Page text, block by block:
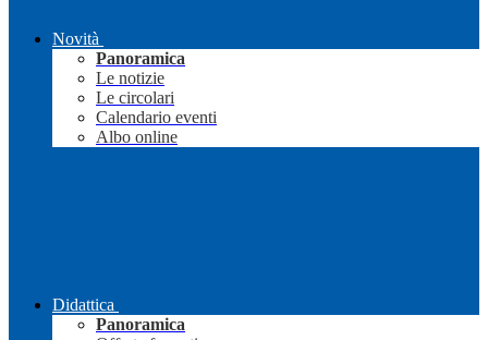
Novità
Panoramica
Le notizie
Le circolari
Calendario eventi
Albo online
Didattica
Panoramica